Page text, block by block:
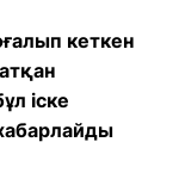
кеткен
іске